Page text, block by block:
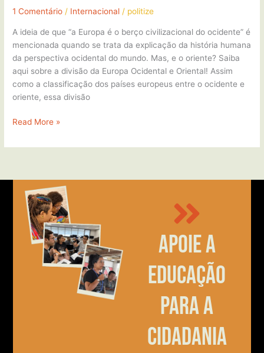
1 Comentário / Internacional / politize
A ideia de que “a Europa é o berço civilizacional do ocidente” é
mencionada quando se trata da explicação da história humana
da perspectiva ocidental do mundo. Mas, e o oriente? Saiba
aqui sobre a divisão da Europa Ocidental e Oriental! Assim
como a classificação dos países europeus entre o ocidente e
oriente, essa divisão
Read More »
Apoie a
educação
para a
cidadania